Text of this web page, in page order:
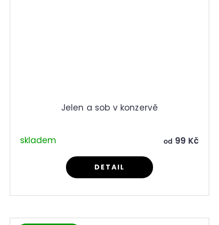
Jelen a sob v konzervě
skladem od 99 Kč
DETAIL